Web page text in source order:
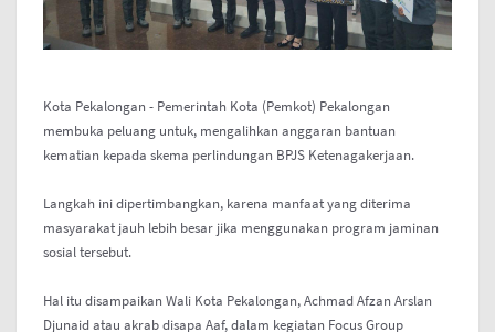
Kota Pekalongan - Pemerintah Kota (Pemkot) Pekalongan
membuka peluang untuk, mengalihkan anggaran bantuan
kematian kepada skema perlindungan BPJS Ketenagakerjaan.
Langkah ini dipertimbangkan, karena manfaat yang diterima
masyarakat jauh lebih besar jika menggunakan program jaminan
sosial tersebut.
Hal itu disampaikan Wali Kota Pekalongan, Achmad Afzan Arslan
Djunaid atau akrab disapa Aaf, dalam kegiatan Focus Group